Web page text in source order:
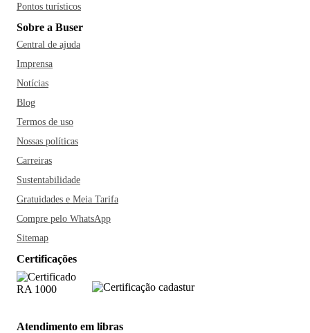
Pontos turísticos
Sobre a Buser
Central de ajuda
Imprensa
Notícias
Blog
Termos de uso
Nossas políticas
Carreiras
Sustentabilidade
Gratuidades e Meia Tarifa
Compre pelo WhatsApp
Sitemap
Certificações
Atendimento em libras